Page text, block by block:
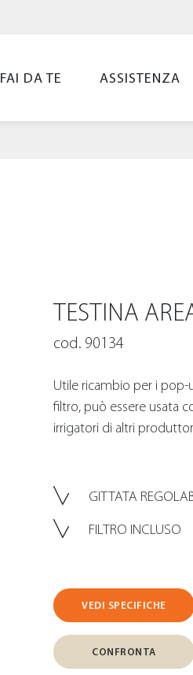
FAI DA TE ASSISTENZA
TESTINA
cod. 90134
Utile ricambio per i pop-
filtro, può essere usata
irrigatori di altri
GITTATA
FILTRO INCLUSO
VEDI SPECIFICHE
CONFRONTA